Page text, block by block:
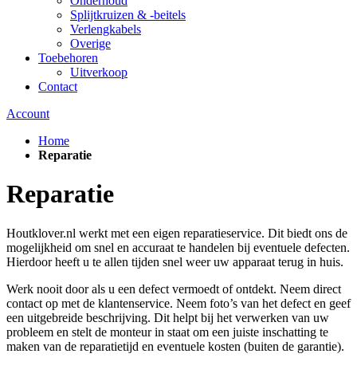
Splijtkruizen & -beitels
Verlengkabels
Overige
Toebehoren
Uitverkoop
Contact
Account
Home
Reparatie
Reparatie
Houtklover.nl werkt met een eigen reparatieservice. Dit biedt ons de
mogelijkheid om snel en accuraat te handelen bij eventuele defecten.
Hierdoor heeft u te allen tijden snel weer uw apparaat terug in huis.
Werk nooit door als u een defect vermoedt of ontdekt. Neem direct
contact op met de klantenservice. Neem foto’s van het defect en geef
een uitgebreide beschrijving. Dit helpt bij het verwerken van uw
probleem en stelt de monteur in staat om een juiste inschatting te
maken van de reparatietijd en eventuele kosten (buiten de garantie).